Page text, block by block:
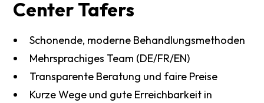
CenterTafers
Schonende, moderne Behandlungsmethoden
Mehrsprachiges Team (DE/FR/EN)
Transparente Beratung und faire Preise
Kurze Wege und gute Erreichbarkeit in